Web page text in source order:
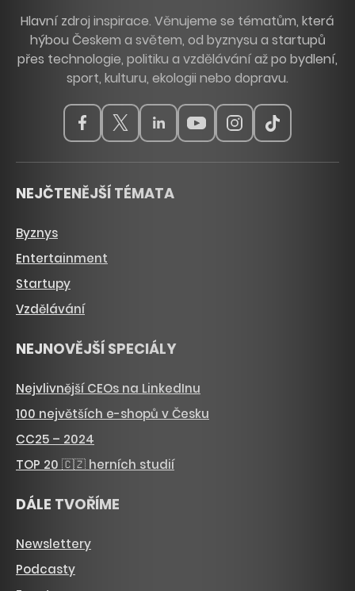
Hlavní zdroj inspirace. Věnujeme se tématům, která
hýbou Českem a světem, od byznysu a startupů
přes technologie, politiku a vzdělávání až po bydlení,
sport, kulturu, ekologii nebo dopravu.
NEJČTENĚJŠÍ TÉMATA
Byznys
Entertainment
Startupy
Vzdělávání
NEJNOVĚJŠÍ SPECIÁLY
Nejvlivnější CEOs na LinkedInu
100 největších e-shopů v Česku
CC25 – 2024
TOP 20 🇨🇿 herních studií
DÁLE TVOŘÍME
Newslettery
Podcasty